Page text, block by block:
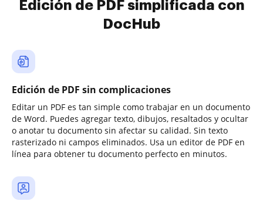
Edición de PDF simplificada con
DocHub
Edición de PDF sin complicaciones
Editar un PDF es tan simple como trabajar en un documento
de Word. Puedes agregar texto, dibujos, resaltados y ocultar
o anotar tu documento sin afectar su calidad. Sin texto
rasterizado ni campos eliminados. Usa un editor de PDF en
línea para obtener tu documento perfecto en minutos.